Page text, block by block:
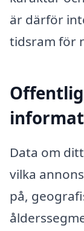
är därför
tidsram för
Data om
vilka
på,